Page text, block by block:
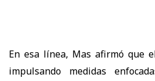
En esa línea, Mas afirmó que
impulsando medidas